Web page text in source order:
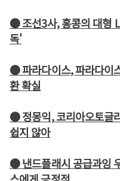
● 조선3사, 홍콩의 대형
독'
● 파라다이스, 파라다이
환 확실
● 정몽익, 코리아오토글
쉽지 않아
● 낸드플래시 공급과잉